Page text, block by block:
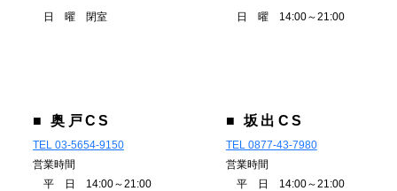
日 曜 閉室 日 曜 14:00～21:00
■ 奥戸CS
TEL 03-5654-9150
営業時間
平 日 14:00～21:00
■ 坂出CS
TEL 0877-43-7980
営業時間
平 日 14:00～21:00